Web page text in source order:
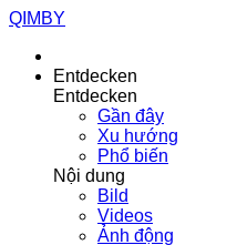
QIMBY
Entdecken
Entdecken
Gần đây
Xu hướng
Phổ biến
Nội dung
Bild
Videos
Ảnh động